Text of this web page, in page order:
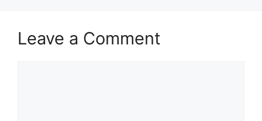
Leave a Comment